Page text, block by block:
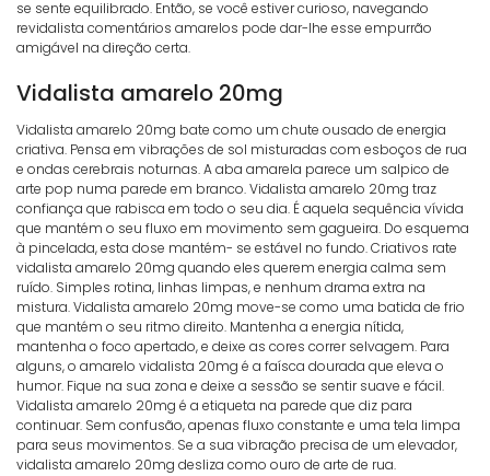
se sente equilibrado. Então, se você estiver curioso, navegando
revidalista comentários amarelos pode dar-lhe esse empurrão
amigável na direção certa.
Vidalista amarelo 20mg
Vidalista amarelo 20mg bate como um chute ousado de energia
criativa. Pensa em vibrações de sol misturadas com esboços de rua
e ondas cerebrais noturnas. A aba amarela parece um salpico de
arte pop numa parede em branco. Vidalista amarelo 20mg traz
confiança que rabisca em todo o seu dia. É aquela sequência vívida
que mantém o seu fluxo em movimento sem gagueira. Do esquema
à pincelada, esta dose mantém- se estável no fundo. Criativos rate
vidalista amarelo 20mg quando eles querem energia calma sem
ruído. Simples rotina, linhas limpas, e nenhum drama extra na
mistura. Vidalista amarelo 20mg move-se como uma batida de frio
que mantém o seu ritmo direito. Mantenha a energia nítida,
mantenha o foco apertado, e deixe as cores correr selvagem. Para
alguns, o amarelo vidalista 20mg é a faísca dourada que eleva o
humor. Fique na sua zona e deixe a sessão se sentir suave e fácil.
Vidalista amarelo 20mg é a etiqueta na parede que diz para
continuar. Sem confusão, apenas fluxo constante e uma tela limpa
para seus movimentos. Se a sua vibração precisa de um elevador,
vidalista amarelo 20mg desliza como ouro de arte de rua.